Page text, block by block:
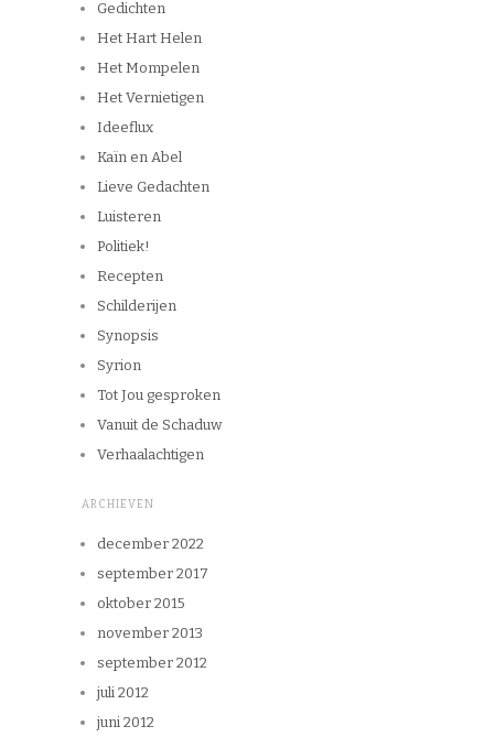
Gedichten
Het Hart Helen
Het Mompelen
Het Vernietigen
Ideeflux
Kaïn en Abel
Lieve Gedachten
Luisteren
Politiek!
Recepten
Schilderijen
Synopsis
Syrion
Tot Jou gesproken
Vanuit de Schaduw
Verhaalachtigen
ARCHIEVEN
december 2022
september 2017
oktober 2015
november 2013
september 2012
juli 2012
juni 2012